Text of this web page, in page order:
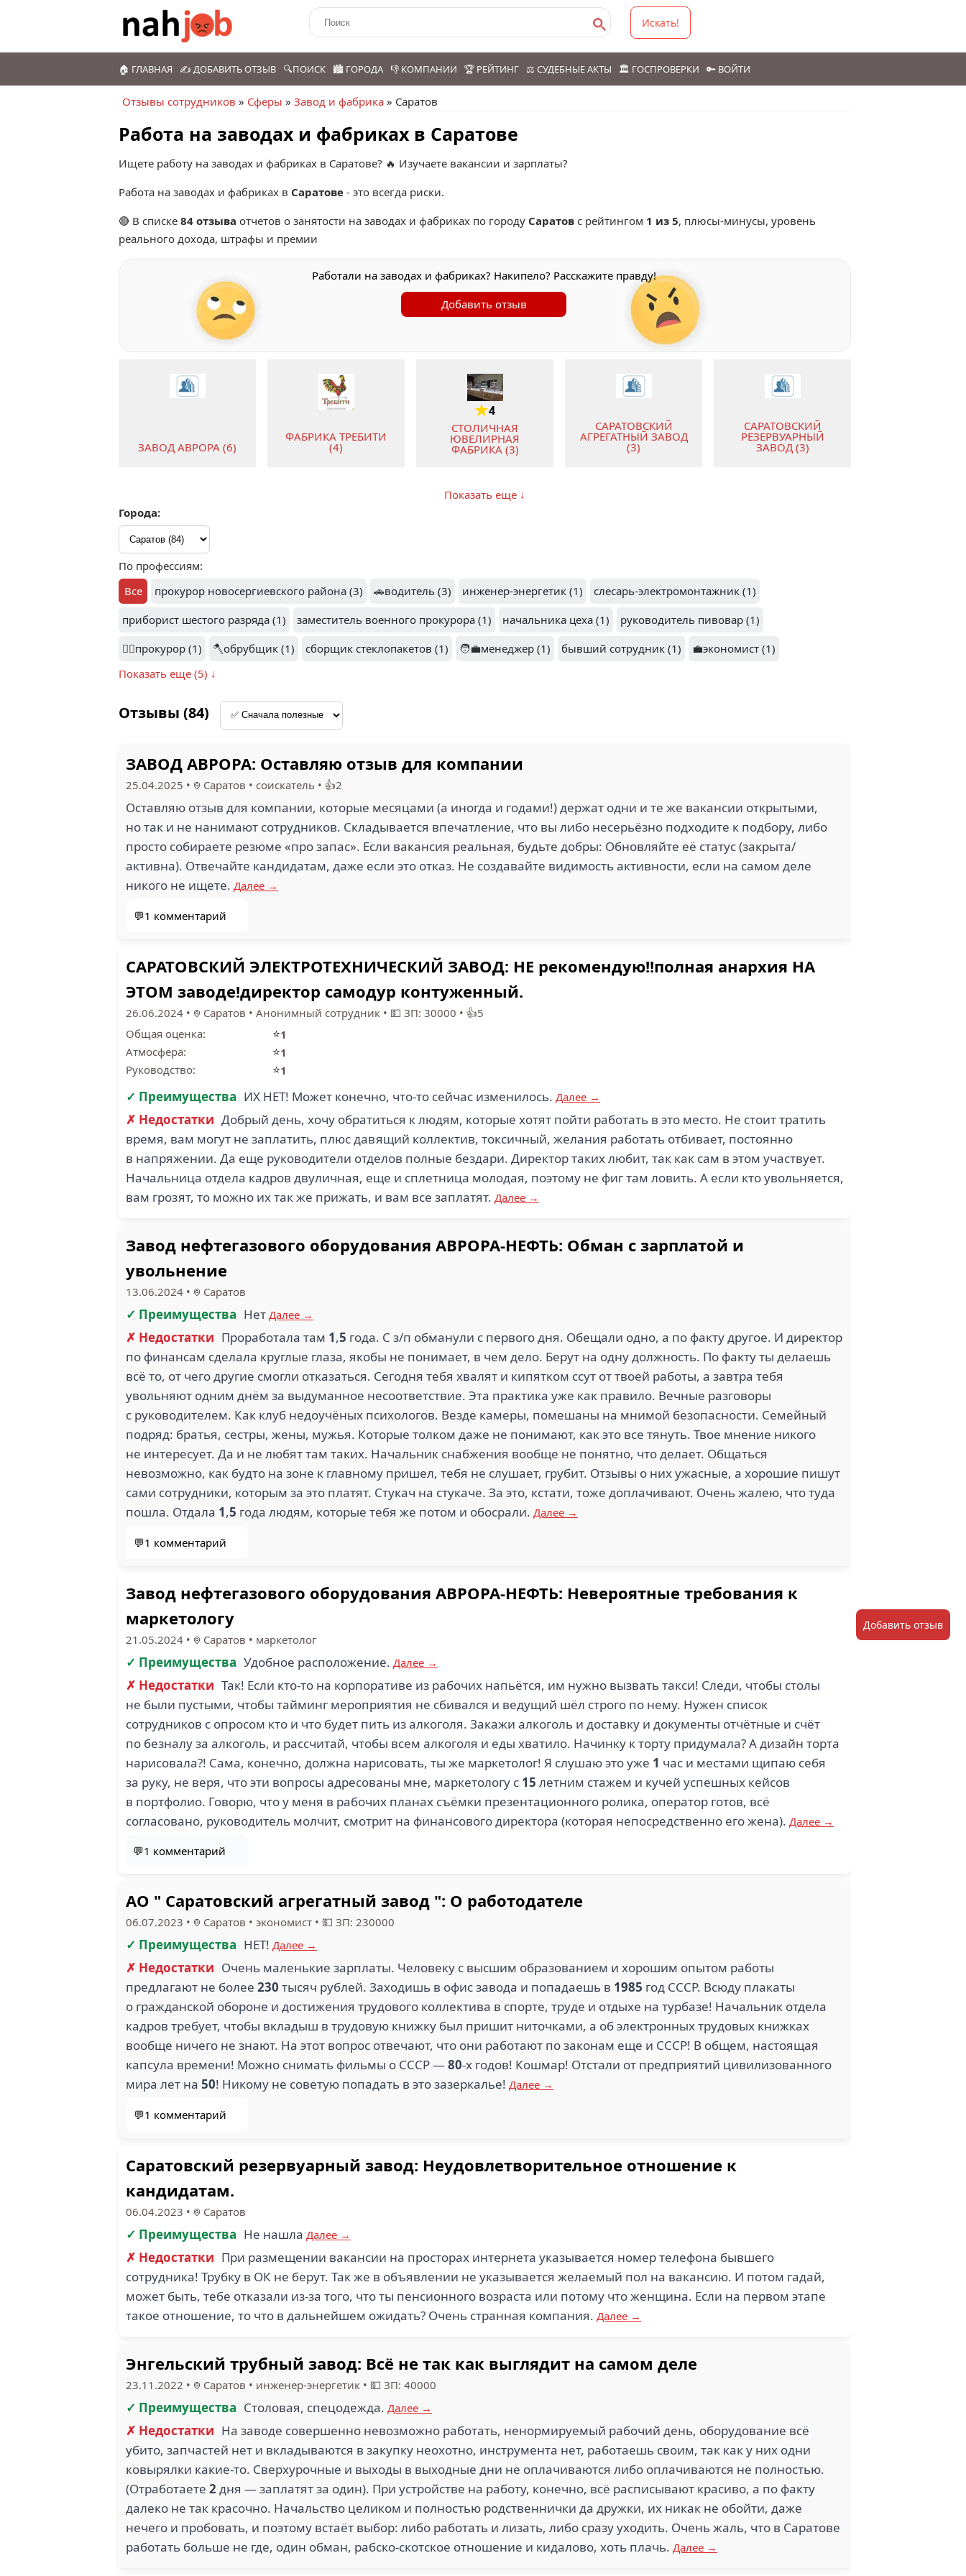
Искать!
🏠 ГЛАВНАЯ ✍️ ДОБАВИТЬ ОТЗЫВ 🔍ПОИСК 🏙️ ГОРОДА 👎 КОМПАНИИ 🏆 РЕЙТИНГ ⚖️ СУДЕБНЫЕ АКТЫ 🏛️ ГОСПРОВЕРКИ 🔑 ВОЙТИ
Отзывы сотрудников » Сферы » Завод и фабрика » Саратов
Работа на заводах и фабриках в Саратове
Ищете работу на заводах и фабриках в Саратове? 🔥 Изучаете вакансии и зарплаты?
Работа на заводах и фабриках в Саратове - это всегда риски.
🔴 В списке 84 отзыва отчетов о занятости на заводах и фабриках по городу Саратов с рейтингом 1 из 5, плюсы-минусы, уровень
реального дохода, штрафы и премии
Работали на заводах и фабриках? Накипело? Расскажите правду!
Добавить отзыв
ЗАВОД АВРОРА (6)
ФАБРИКА ТРЕБИТИ
(4)
4
СТОЛИЧНАЯ
ЮВЕЛИРНАЯ
ФАБРИКА (3)
САРАТОВСКИЙ
АГРЕГАТНЫЙ ЗАВОД
(3)
САРАТОВСКИЙ
РЕЗЕРВУАРНЫЙ
ЗАВОД (3)
3
МЕБЕЛЬНАЯ
ФАБРИКА МАРИЯ
(2)
Показать еще ↓
Города:
По профессиям:
Все
прокурор новосергиевского района (3) 🚗водитель (3) инженер-энергетик (1)
слесарь-электромонтажник (1)
приборист шестого разряда (1)
заместитель военного прокурора (1) начальника цеха (1)
руководитель пивовар (1)
👨‍⚖️прокурор (1) 🪓обрубщик (1) сборщик стеклопакетов (1) 🧑‍💼менеджер (1) бывший сотрудник (1) 💼экономист (1)
Показать еще (5) ↓
Отзывы (84)
ЗАВОД АВРОРА: Оставляю отзыв для компании
25.04.2025 • Саратов • соискатель • 👍2
Оставляю отзыв для компании, которые месяцами (а иногда и годами!) держат одни и те же вакансии открытыми,
но так и не нанимают сотрудников. Складывается впечатление, что вы либо несерьёзно подходите к подбору, либо
просто собираете резюме «про запас». Если вакансия реальная, будьте добры: Обновляйте её статус (закрыта/
активна). Отвечайте кандидатам, даже если это отказ. Не создавайте видимость активности, если на самом деле
никого не ищете. Далее →
💬1 комментарий
САРАТОВСКИЙ ЭЛЕКТРОТЕХНИЧЕСКИЙ ЗАВОД: НЕ рекомендую!!полная анархия НА
ЭТОМ заводе!директор самодур контуженный.
26.06.2024 • Саратов • Анонимный сотрудник • 💵 ЗП: 30000 • 👍5
Общая оценка:
⭐1
Атмосфера:
⭐1
Руководство:
⭐1
✓ Преимущества ИХ НЕТ! Может конечно, что-то сейчас изменилось. Далее →
✗ Недостатки Добрый день, хочу обратиться к людям, которые хотят пойти работать в это место. Не стоит тратить
время, вам могут не заплатить, плюс давящий коллектив, токсичный, желания работать отбивает, постоянно
в напряжении. Да еще руководители отделов полные бездари. Директор таких любит, так как сам в этом участвует.
Начальница отдела кадров двуличная, еще и сплетница молодая, поэтому не фиг там ловить. А если кто увольняется,
вам грозят, то можно их так же прижать, и вам все заплатят. Далее →
Завод нефтегазового оборудования АВРОРА-НЕФТЬ: Обман с зарплатой и
увольнение
13.06.2024 • Саратов
✓ Преимущества Нет Далее →
✗ Недостатки Проработала там 1,5 года. С з/п обманули с первого дня. Обещали одно, а по факту другое. И директор
по финансам сделала круглые глаза, якобы не понимает, в чем дело. Берут на одну должность. По факту ты делаешь
всё то, от чего другие смогли отказаться. Сегодня тебя хвалят и кипятком ссут от твоей работы, а завтра тебя
увольняют одним днём за выдуманное несоответствие. Эта практика уже как правило. Вечные разговоры
с руководителем. Как клуб недоучёных психологов. Везде камеры, помешаны на мнимой безопасности. Семейный
подряд: братья, сестры, жены, мужья. Которые толком даже не понимают, как это все тянуть. Твое мнение никого
не интересует. Да и не любят там таких. Начальник снабжения вообще не понятно, что делает. Общаться
невозможно, как будто на зоне к главному пришел, тебя не слушает, грубит. Отзывы о них ужасные, а хорошие пишут
сами сотрудники, которым за это платят. Стукач на стукаче. За это, кстати, тоже доплачивают. Очень жалею, что туда
пошла. Отдала 1,5 года людям, которые тебя же потом и обосрали. Далее →
💬1 комментарий
Завод нефтегазового оборудования АВРОРА-НЕФТЬ: Невероятные требования к
маркетологу
21.05.2024 • Саратов • маркетолог
✓ Преимущества Удобное расположение. Далее →
✗ Недостатки Так! Если кто-то на корпоративе из рабочих напьётся, им нужно вызвать такси! Следи, чтобы столы
не были пустыми, чтобы тайминг мероприятия не сбивался и ведущий шёл строго по нему. Нужен список
сотрудников с опросом кто и что будет пить из алкоголя. Закажи алкоголь и доставку и документы отчётные и счёт
по безналу за алкоголь, и рассчитай, чтобы всем алкоголя и еды хватило. Начинку к торту придумала? А дизайн торта
нарисовала?! Сама, конечно, должна нарисовать, ты же маркетолог! Я слушаю это уже 1 час и местами щипаю себя
за руку, не веря, что эти вопросы адресованы мне, маркетологу с 15 летним стажем и кучей успешных кейсов
в портфолио. Говорю, что у меня в рабочих планах съёмки презентационного ролика, оператор готов, всё
согласовано, руководитель молчит, смотрит на финансового директора (которая непосредственно его жена). Далее →
💬1 комментарий
АО " Саратовский агрегатный завод ": О работодателе
06.07.2023 • Саратов • экономист • 💵 ЗП: 230000
✓ Преимущества НЕТ! Далее →
✗ Недостатки Очень маленькие зарплаты. Человеку с высшим образованием и хорошим опытом работы
предлагают не более 230 тысяч рублей. Заходишь в офис завода и попадаешь в 1985 год СССР. Всюду плакаты
о гражданской обороне и достижения трудового коллектива в спорте, труде и отдыхе на турбазе! Начальник отдела
кадров требует, чтобы вкладыш в трудовую книжку был пришит ниточками, а об электронных трудовых книжках
вообще ничего не знают. На этот вопрос отвечают, что они работают по законам еще и СССР! В общем, настоящая
капсула времени! Можно снимать фильмы о СССР —80-х годов! Кошмар! Отстали от предприятий цивилизованного
мира лет на 50! Никому не советую попадать в это зазеркалье! Далее →
💬1 комментарий
Саратовский резервуарный завод: Неудовлетворительное отношение к
кандидатам.
06.04.2023 • Саратов
✓ Преимущества Не нашла Далее →
✗ Недостатки При размещении вакансии на просторах интернета указывается номер телефона бывшего
сотрудника! Трубку в ОК не берут. Так же в объявлении не указывается желаемый пол на вакансию. И потом гадай,
может быть, тебе отказали из-за того, что ты пенсионного возраста или потому что женщина. Если на первом этапе
такое отношение, то что в дальнейшем ожидать? Очень странная компания. Далее →
Энгельский трубный завод: Всё не так как выглядит на самом деле
23.11.2022 • Саратов • инженер-энергетик • 💵 ЗП: 40000
✓ Преимущества Столовая, спецодежда. Далее →
✗ Недостатки На заводе совершенно невозможно работать, ненормируемый рабочий день, оборудование всё
убито, запчастей нет и вкладываются в закупку неохотно, инструмента нет, работаешь своим, так как у них одни
ковырялки какие-то. Сверхурочные и выходы в выходные дни не оплачиваются либо оплачиваются не полностью.
(Отработаете 2дня — заплатят за один). При устройстве на работу, конечно, всё расписывают красиво, а по факту
далеко не так красочно. Начальство целиком и полностью родственнички да дружки, их никак не обойти, даже
нечего и пробовать, и поэтому встаёт выбор: либо работать и лизать, либо сразу уходить. Очень жаль, что в Саратове
работать больше не где, один обман, рабско-скотское отношение и кидалово, хоть плачь. Далее →
Добавить отзыв